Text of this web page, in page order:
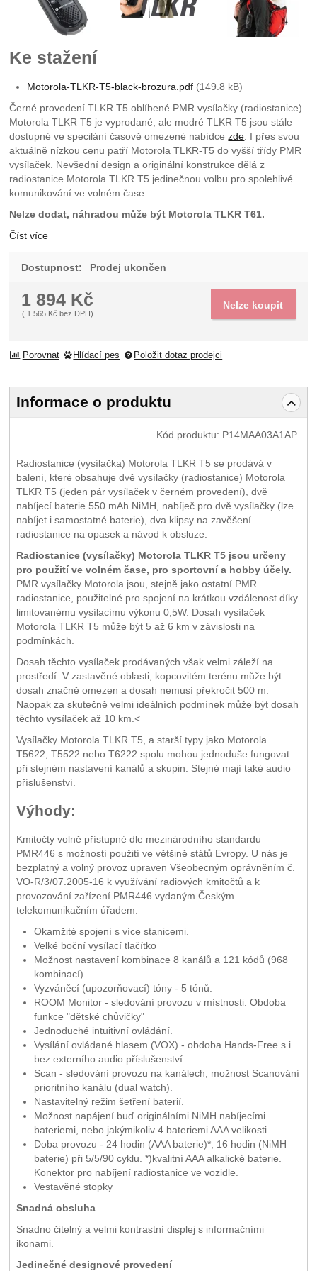
Ke stažení
Motorola-TLKR-T5-black-brozura.pdf (149.8 kB)
Černé provedení TLKR T5 oblíbené PMR vysílačky (radiostanice)
Motorola TLKR T5 je vyprodané, ale modré TLKR T5 jsou stále
dostupné ve specilání časově omezené nabídcezde . I přes svou
aktuálně nízkou cenu patří Motorola TLKR-T5 do vyšší třídy PMR
vysílaček. Nevšední design a originální konstrukce dělá z
radiostanice Motorola TLKR T5 jedinečnou volbu pro spolehlivé
komunikování ve volném čase.
Nelze dodat, náhradou může být Motorola TLKR T61.
Číst více
Dostupnost: Prodej ukončen
1 894 Kč
(1 565 Kč bez DPH)
Nelze koupit
Porovnat Hlídací pes Položit dotaz prodejci
Informace o produktu
Kód produktu: P14MAA03A1AP
Radiostanice (vysílačka) Motorola TLKR T5 se prodává v
balení, které obsahuje dvě vysílačky (radiostanice) Motorola
TLKR T5 (jeden pár vysílaček v černém provedení), dvě
nabíjecí baterie 550 mAh NiMH, nabíječ pro dvě vysílačky (lze
nabíjet i samostatné baterie), dva klipsy na zavěšení
radiostanice na opasek a návod k obsluze.
Radiostanice (vysílačky) Motorola TLKR T5 jsou určeny
pro použití ve volném čase, pro sportovní a hobby účely.
PMR vysílačky Motorola jsou, stejně jako ostatní PMR
radiostanice, použitelné pro spojení na krátkou vzdálenost díky
limitovanému vysílacímu výkonu 0,5W. Dosah vysílaček
Motorola TLKR T5 může být 5 až 6 km v závislosti na
podmínkách.
Dosah těchto vysílaček prodávaných však velmi záleží na
prostředí. V zastavěné oblasti, kopcovitém terénu může být
dosah značně omezen a dosah nemusí překročit 500 m.
Naopak za skutečně velmi ideálních podmínek může být dosah
těchto vysílaček až 10 km.<
Vysílačky Motorola TLKR T5, a starší typy jako Motorola
T5622, T5522 nebo T6222 spolu mohou jednoduše fungovat
při stejném nastavení kanálů a skupin. Stejné mají také audio
příslušenství.
Výhody:
Kmitočty volně přístupné dle mezinárodního standardu
PMR446 s možností použití ve většině států Evropy. U nás je
bezplatný a volný provoz upraven Všeobecným oprávněním č.
VO-R/3/07.2005-16 k využívání radiových kmitočtů a k
provozování zařízení PMR446 vydaným Českým
telekomunikačním úřadem.
Okamžité spojení s více stanicemi.
Velké boční vysílací tlačítko
Možnost nastavení kombinace 8 kanálů a 121 kódů (968
kombinací).
Vyzváněcí (upozorňovací) tóny - 5 tónů.
ROOM Monitor - sledování provozu v místnosti. Obdoba
funkce "dětské chůvičky"
Jednoduché intuitivní ovládání.
Vysílání ovládané hlasem (VOX) - obdoba Hands-Free s i
bez externího audio příslušenství.
Scan - sledování provozu na kanálech, možnost Scanování
prioritního kanálu (dual watch).
Nastavitelný režim šetření baterií.
Možnost napájení buď originálními NiMH nabíjecími
bateriemi, nebo jakýmikoliv 4 bateriemi AAA velikosti.
Doba provozu - 24 hodin (AAA baterie)*, 16 hodin (NiMH
baterie) při 5/5/90 cyklu. *)kvalitní AAA alkalické baterie.
Konektor pro nabíjení radiostanice ve vozidle.
Vestavěné stopky
Snadná obsluha
Snadno čitelný a velmi kontrastní displej s informačními
ikonami.
Jedinečné designové provedení